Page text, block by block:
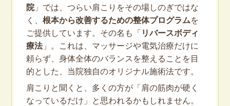
院」では、つらい肩こりをその場しのぎではな
く、 根本から改善するための整体プログラムを
ご提供しています。その名も「 リバースボディ
療法」。これは、マッサージや電気治療だけに
頼らず、身体全体のバランスを整えることを目
的とした、当院独自のオリジナル施術法です。
肩こりと聞くと、多くの方が「肩の筋肉が硬く
なっているだけ」と思われるかもしれません。